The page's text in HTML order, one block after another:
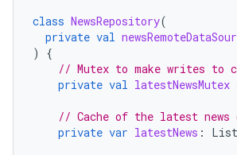
class NewsRepository(
private val
)
{
// Mutex to make writes to
private val latestNewsMutex
// Cache of the latest news
private var latestNews :